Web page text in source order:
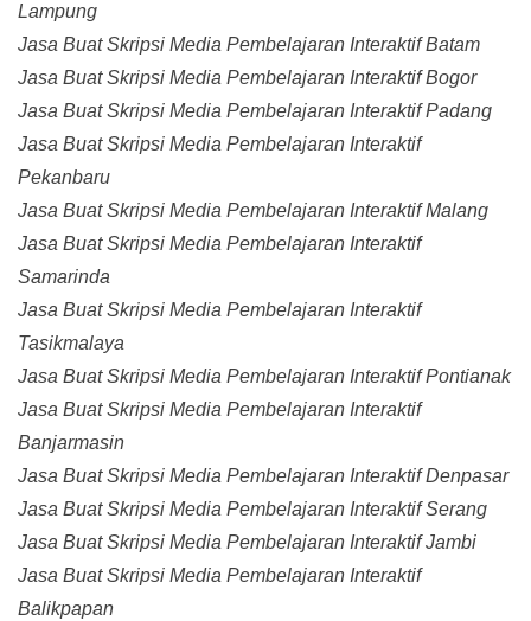
Lampung
Jasa Buat Skripsi Media Pembelajaran Interaktif Batam
Jasa Buat Skripsi Media Pembelajaran Interaktif Bogor
Jasa Buat Skripsi Media Pembelajaran Interaktif Padang
Jasa Buat Skripsi Media Pembelajaran Interaktif
Pekanbaru
Jasa Buat Skripsi Media Pembelajaran Interaktif Malang
Jasa Buat Skripsi Media Pembelajaran Interaktif
Samarinda
Jasa Buat Skripsi Media Pembelajaran Interaktif
Tasikmalaya
Jasa Buat Skripsi Media Pembelajaran Interaktif Pontianak
Jasa Buat Skripsi Media Pembelajaran Interaktif
Banjarmasin
Jasa Buat Skripsi Media Pembelajaran Interaktif Denpasar
Jasa Buat Skripsi Media Pembelajaran Interaktif Serang
Jasa Buat Skripsi Media Pembelajaran Interaktif Jambi
Jasa Buat Skripsi Media Pembelajaran Interaktif
Balikpapan